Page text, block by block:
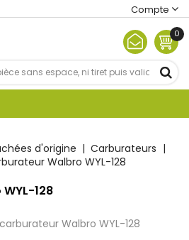
Compte
0
d'origine
Carburateurs
Walbro WYL-128
128
Walbro WYL-128